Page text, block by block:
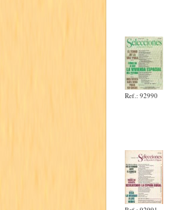
Ref.: 92990